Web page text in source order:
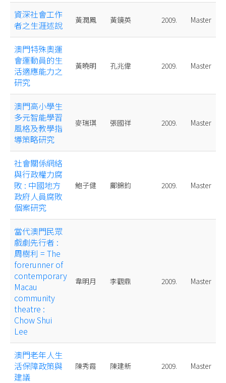
資深社會工作
者之生涯述說
黃潤鳳 黃鏡英 2009. Master
澳門特殊奧運
會運動員的生
活適應能力之
研究
黃曉明 孔兆偉 2009. Master
澳門高小學生
多元智能學習
風格及教學指
導策略研究
麥瑞琪 張國祥 2009. Master
社會關係網絡
與行政權力腐
敗 : 中國地方
政府人員腐敗
個案研究
鮑子健 鄺錦鈞 2009. Master
當代澳門民眾
戲劇先行者 :
周樹利 = The
forerunner of
contemporary
Macau
community
theatre :
Chow Shui
Lee
韋明月 李觀鼎 2009. Master
澳門老年人生
活保障政策與
建議
陳秀霞 陳建新 2009. Master